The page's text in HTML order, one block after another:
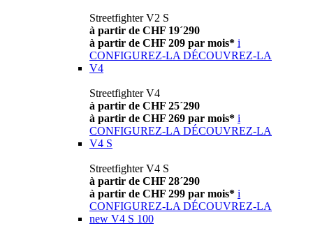
Streetfighter V2 S
à partir de CHF 19´290
à partir de CHF 209 par mois* i
CONFIGUREZ-LA DÉCOUVREZ-LA
V4
Streetfighter V4
à partir de CHF 25´290
à partir de CHF 269 par mois* i
CONFIGUREZ-LA DÉCOUVREZ-LA
V4 S
Streetfighter V4 S
à partir de CHF 28´290
à partir de CHF 299 par mois* i
CONFIGUREZ-LA DÉCOUVREZ-LA
new V4 S 100